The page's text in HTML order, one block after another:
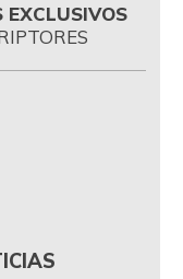
EXCLUSIVOS